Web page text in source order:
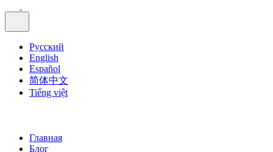
Русский
English
Español
简体中文
Tiếng việt
Главная
Блог